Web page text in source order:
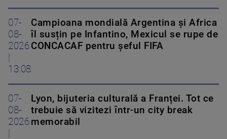
07-
08-
2026
13:08
Campioana mondială Argentina și Africa
îl susțin pe Infantino, Mexicul se rupe de
CONCACAF pentru șeful FIFA
07-
08-
2026
Lyon, bijuteria culturală a Franței. Tot ce
trebuie să vizitezi într-un city break
memorabil